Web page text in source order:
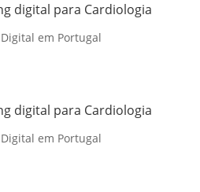
digital para Cardiologia
em Portugal
digital para Cardiologia
em Portugal